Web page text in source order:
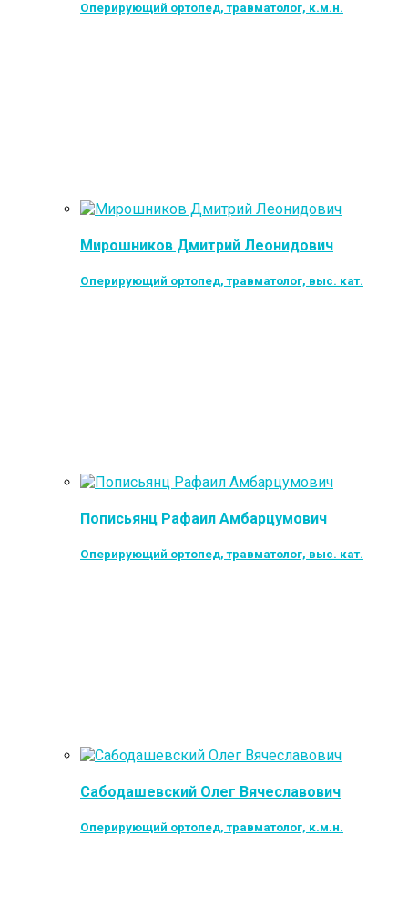
Оперирующий ортопед, травматолог, к.м.н.
Мирошников Дмитрий Леонидович
Оперирующий ортопед, травматолог, выс. кат.
Пописьянц Рафаил Амбарцумович
Оперирующий ортопед, травматолог, выс. кат.
Сабодашевский Олег Вячеславович
Оперирующий ортопед, травматолог, к.м.н.